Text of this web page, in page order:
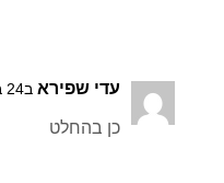
עדי שפירא ב24 בנובמבר 2018 ב12:14
כן בהחלט